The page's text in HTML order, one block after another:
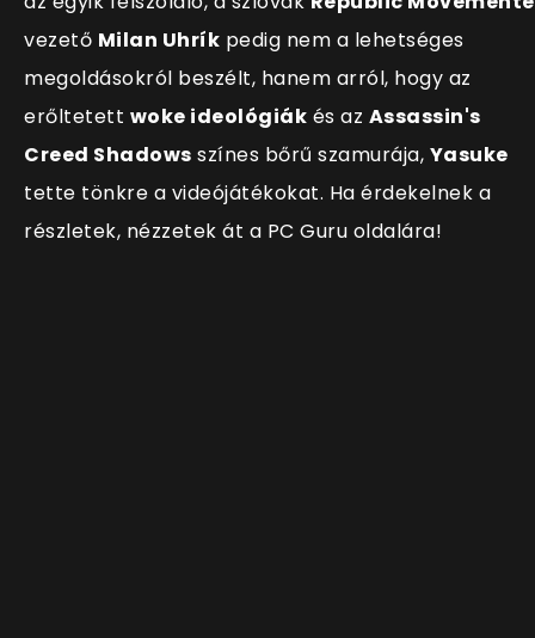
vezető Milan Uhrík pedig nem a lehetséges
megoldásokról beszélt, hanem arról, hogy az
erőltetett woke ideológiák és az Assassin's
Creed Shadows színes bőrű szamurája, Yasuke
tette tönkre a videójátékokat. Ha érdekelnek a
részletek, nézzetek át a PC Guru oldalára!